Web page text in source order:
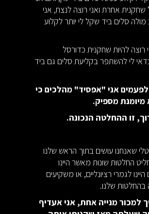
אחרת ואני רוצה לנצח, אני
סלים ביד שקל לי יותר לקלוע
להיות שחקנית כדורסל
לי להשתפר בקליעת סלים גם ביד
אני "אפסיד" מהלכים כי
מיומנת מספיק.
זו ההחלטה הנכונה.
שאנחנו עושים בתוך הראש שלנו
החלטות שונות מאשר היינו
לגמרי רציונליים, או משקיעים
בהחלטות שלנו.
למכור מנייה אחת, אני אעדיף